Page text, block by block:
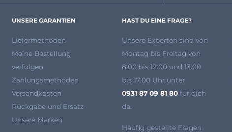
UNSERE GARANTIEN
Liefermethoden
Meine Bestellung
verfolgen
Zahlungsmethoden
Versandkosten
Rückgabe und Ersatz
Unsere Marken
HAST DU EINE FRAGE?
Unsere Experten sind von
Montag bis Freitag von
8:00 bis 12:00 und 13:00
bis 17:00 Uhr unter
0931 87 09 81 80 für dich
da.
Häufig gestellte Fragen